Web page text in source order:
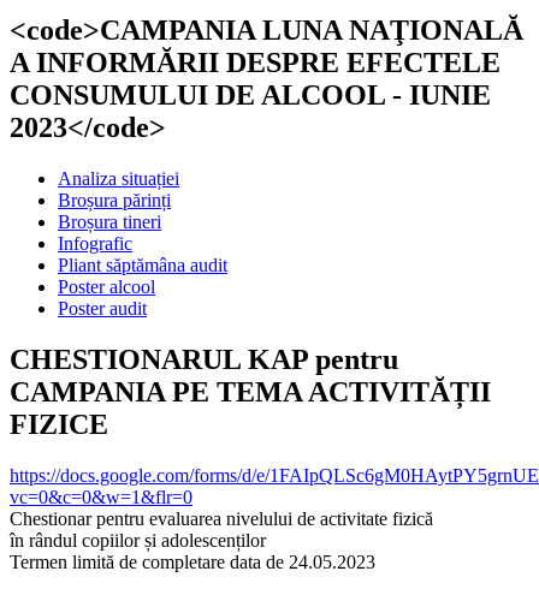
<code>CAMPANIA LUNA NAŢIONALĂ
A INFORMĂRII DESPRE EFECTELE
CONSUMULUI DE ALCOOL - IUNIE
2023</code>
Analiza situației
Broșura părinți
Broșura tineri
Infografic
Pliant săptămâna audit
Poster alcool
Poster audit
CHESTIONARUL KAP pentru
CAMPANIA PE TEMA ACTIVITĂȚII
FIZICE
https://docs.google.com/forms/d/e/
vc=0&c=0&w=1&flr=0
Chestionar pentru evaluarea nivelului de activitate fizică
în rândul copiilor și adolescenților
Termen limită de completare data de 24.05.2023